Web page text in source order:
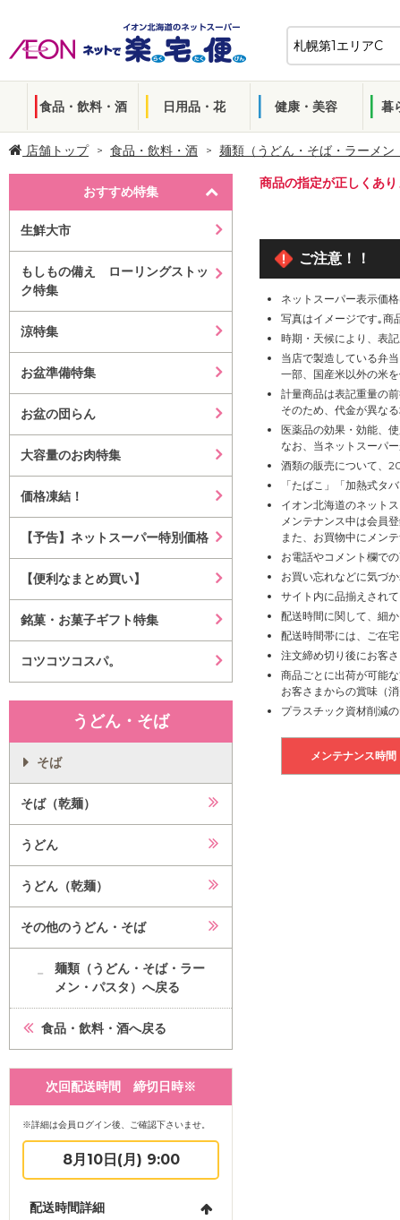
食品・飲料・酒 日用品・花 健康・美容 暮
店舗トップ 食品・飲料・酒 麺類（うどん・そば・ラーメン
おすすめ特集
生鮮大市
もしもの備え ローリングストッ
ク特集
涼特集
お盆準備特集
お盆の団らん
大容量のお肉特集
価格凍結！
【予告】ネットスーパー特別価格
【便利なまとめ買い】
銘菓・お菓子ギフト特集
コツコツコスパ。
うどん・そば
そば
そば（乾麺）
うどん
うどん（乾麺）
その他のうどん・そば
麺類（うどん・そば・ラー
メン・パスタ）へ戻る
食品・飲料・酒へ戻る
次回配送時間 締切日時※
※詳細は会員ログイン後、ご確認下さいませ。
8月10日(月) 9:00
配送時間詳細
商品の指定が正しくあり
ご注意！！
ネットスーパー表示価
写真はイメージです｡商
時期・天候により、表
当店で製造している弁
一部、国産米以外の米
計量商品は表記重量の
そのため、代金が異な
医薬品の効果・効能、
なお、当ネットスーパ
酒類の販売について、
「たばこ」「加熱式タ
イオン北海道のネット
メンテナンス中は会員
また、お買物中にメン
お電話やコメント欄で
お買い忘れなどに気づ
サイト内に品揃えされ
配送時間に関して、細
配送時間帯には、ご在
注文締め切り後にお客
商品ごとに出荷が可能
お客さまからの賞味（
プラスチック資材削減
メンテナンス時間